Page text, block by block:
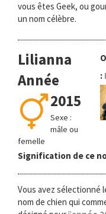
vous êtes Geek, ou
un nom célèbre.
Lilianna
Année
2015
Sexe :
mâle ou
femelle
:
Signification de ce
Vous avez sélectionné
nom de chien qui